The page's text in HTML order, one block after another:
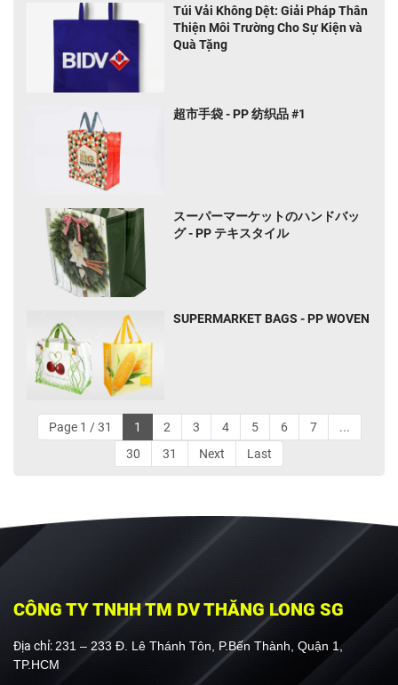
Túi Vải Không Dệt: Giải Pháp Thân
Thiện Môi Trường Cho Sự Kiện và
Quà Tặng
超市手袋 - PP 纺织品 #1
スーパーマーケットのハンドバッ
グ - PP テキスタイル
SUPERMARKET BAGS - PP WOVEN
Page 1 / 31 1 2 3 4 5 6 7
...
30
31 Next Last
CÔNG TY TNHH TM DV THĂNG LONG SG
Địa chỉ: 231 – 233 Đ. Lê Thánh Tôn, P.Bến Thành, Quận 1,
TP.HCM